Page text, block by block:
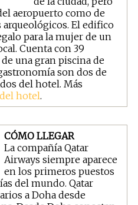
aeropuerto como de
El edifico
para la mujer de un
Cuenta con 39
una gran piscina de
son dos de
del hotel. Más
hotel.
CÓMO LLEGAR
La compañía Qatar
Airways siempre aparece
en los primeros puestos
del mundo. Qatar
a Doha desde